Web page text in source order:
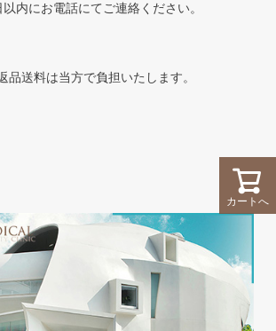
カートへ
内にお電話にてご連絡ください。
品送料は当方で負担いたします。